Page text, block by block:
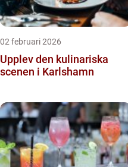
02 februari 2026
Upplev den kulinariska
scenen i Karlshamn